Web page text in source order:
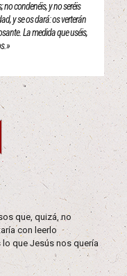
condenéis, y no seréis
y se os dará: os verterán
La medida que uséis,
que, quizá, no
con leerlo
que Jesús nos quería